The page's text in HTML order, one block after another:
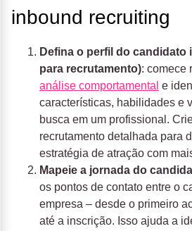
inbound recruiting
Defina o perfil do candidato
para recrutamento): comece
análise comportamental e
características, habilidades e
busca em um profissional.
recrutamento detalhada para
estratégia de atração com
Mapeie a jornada do
os pontos de contato entre o
empresa – desde o primeiro
até a inscrição. Isso ajuda a